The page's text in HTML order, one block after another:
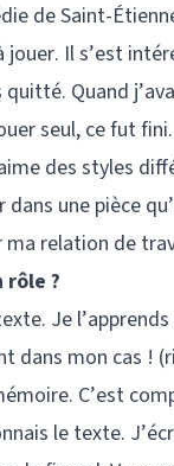
de Saint-
Il s’est
Quand
seul, ce fut
des styles
dans une pièce
relation de
?
Je
dans mon cas !
C’est
le texte.